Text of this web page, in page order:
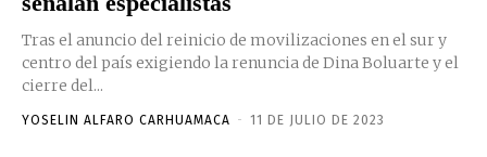
Tras el anuncio del reinicio de movilizaciones en el sur y
centro del país exigiendo la renuncia de Dina Boluarte y el
cierre del...
YOSELIN ALFARO CARHUAMACA - 11 DE JULIO DE 2023